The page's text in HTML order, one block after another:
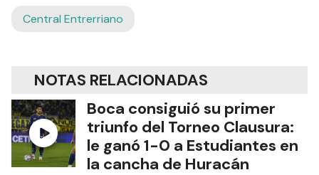
Central Entrerriano
NOTAS RELACIONADAS
Boca consiguió su primer
triunfo del Torneo Clausura:
le ganó 1-0 a Estudiantes en
la cancha de Huracán